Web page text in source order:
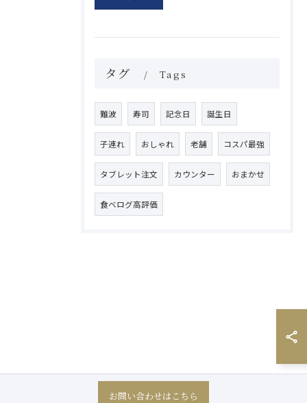
タグ Tags
難波 寿司 記念日 誕生日
子連れ おしゃれ 老舗 コスパ最強
タブレット注文 カウンター おまかせ
食べログ高評価
お問い合わせはこちら